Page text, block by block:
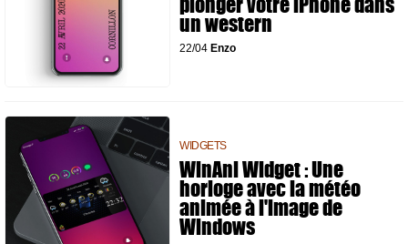
un western
22/04 Enzo
WIDGETS
WinAni Widget : Une
horloge avec la météo
animée à l'image de
Windows